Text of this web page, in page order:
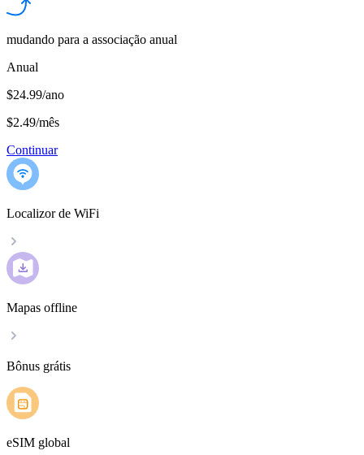
mudando para a associação anual
Anual
$24.99/ano
$2.49/mês
Continuar
Localizor de WiFi
Mapas offline
Bônus grátis
eSIM global